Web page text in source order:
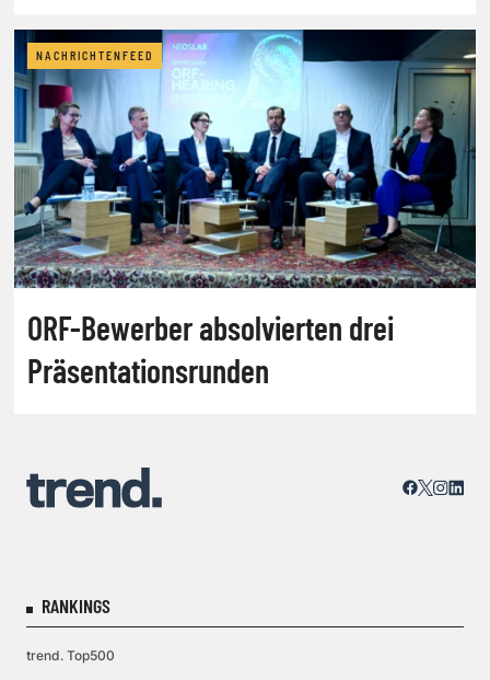
NACHRICHTENFEED
ORF-Bewerber absolvierten drei
Präsentationsrunden
RANKINGS
trend. Top500